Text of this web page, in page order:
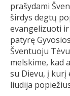
prašydami
širdys degtų
evangelizuoti
patyrę
Šventuoju
melskime, kad
su Dievu, į kurį
liudija